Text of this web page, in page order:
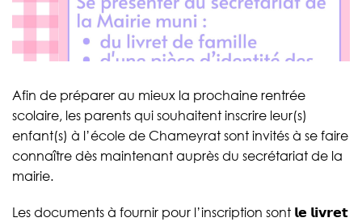
Afin de préparer au mieux la prochaine rentrée
scolaire, les parents qui souhaitent inscrire leur(s)
enfant(s) à l’école de Chameyrat sont invités à se faire
connaître dès maintenant auprès du secrétariat de la
mairie.
Les documents à fournir pour l’inscription sont 𝗹𝗲 𝗹𝗶𝘃𝗿𝗲𝘁